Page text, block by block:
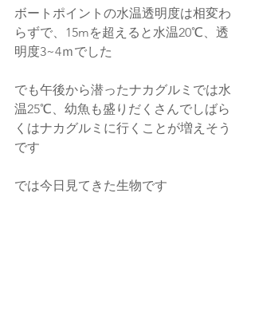
ボートポイントの水温透明度は相変わ
らずで、15mを超えると水温20℃、透
明度3~4ｍでした
でも午後から潜ったナカグルミでは水
温25℃、幼魚も盛りだくさんでしばら
くはナカグルミに行くことが増えそう
です
では今日見てきた生物です